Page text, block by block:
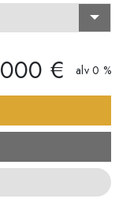
€ alv 0 %